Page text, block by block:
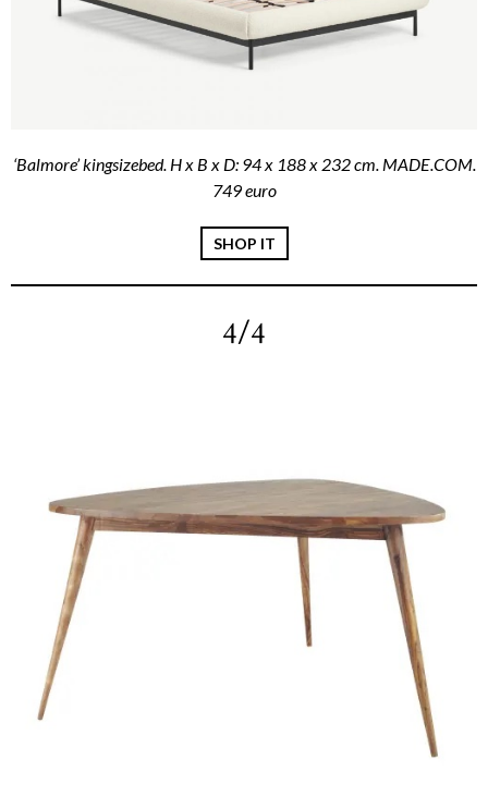
‘Balmore’ kingsizebed. H x B x D: 94 x 188 x 232 cm. MADE.COM.
749 euro
SHOP IT
4/4